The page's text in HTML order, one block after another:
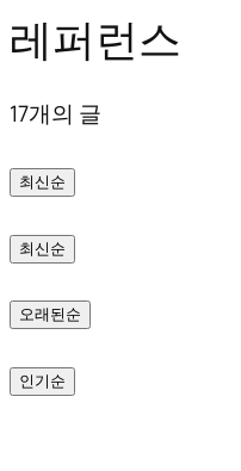
텐
로
로
가
레퍼런스
17개의 글
최신순
최신순
오래된순
인기순